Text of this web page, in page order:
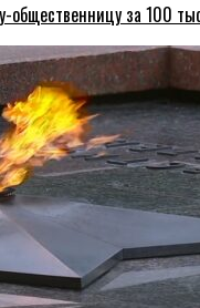
общественницу за 100